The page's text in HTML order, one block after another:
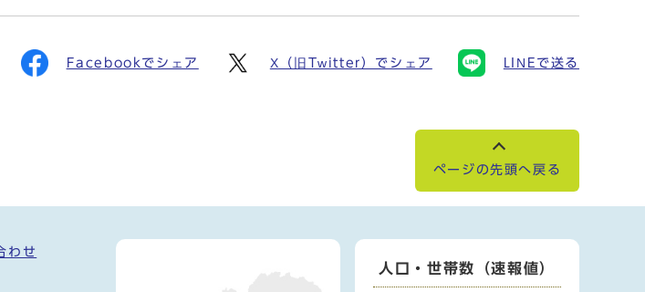
Facebookでシェア X（旧Twitter）でシェア LINEで送る
ページの先頭へ戻る
わせ
人口・世帯数（速報値）